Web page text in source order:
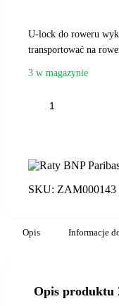
U-lock do roweru
transportować na
3 w magazynie
BRUTE
LS
8000
SKU: ZAM000143
Opis Informacje
Opis produktu